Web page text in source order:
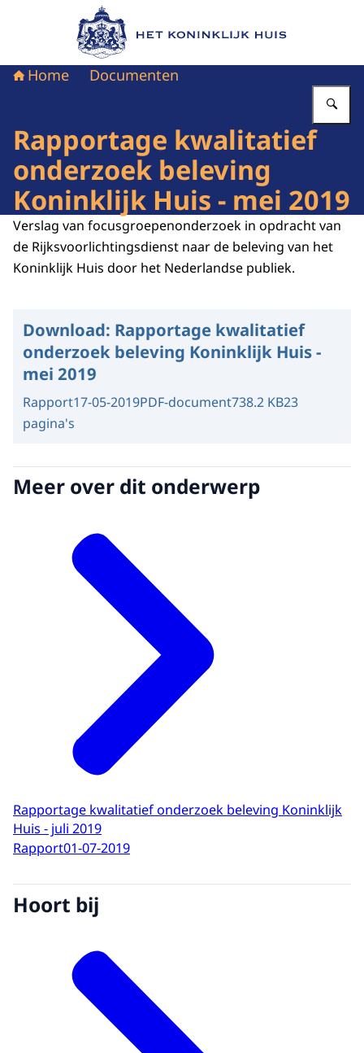
Naar de homepage van Het Koninklijk Huis
Home Documenten
Rapportage kwalitatief
onderzoek beleving
Koninklijk Huis - mei 2019
Verslag van focusgroepenonderzoek in opdracht van
de Rijksvoorlichtingsdienst naar de beleving van het
Koninklijk Huis door het Nederlandse publiek.
Download: Rapportage kwalitatief
onderzoek beleving Koninklijk Huis -
mei 2019
Rapport17-05-2019PDF-document738.2 KB23
pagina's
Meer over dit onderwerp
Rapportage kwalitatief onderzoek beleving Koninklijk
Huis - juli 2019
Rapport01-07-2019
Hoort bij